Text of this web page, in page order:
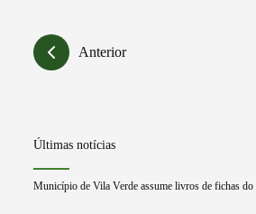
Anterior
Últimas notícias
Município de Vila Verde assume livros de fichas do